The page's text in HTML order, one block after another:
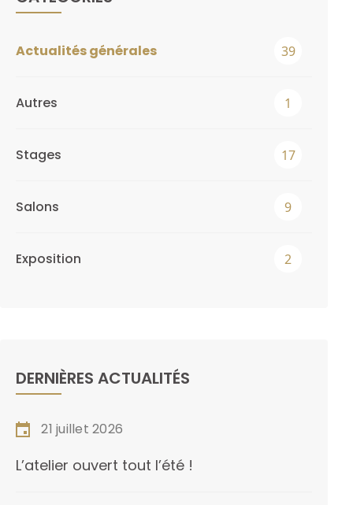
Actualités générales 39
Autres 1
Stages 17
Salons 9
Exposition 2
DERNIÈRES ACTUALITÉS
21 juillet 2026
L’atelier ouvert tout l’été !